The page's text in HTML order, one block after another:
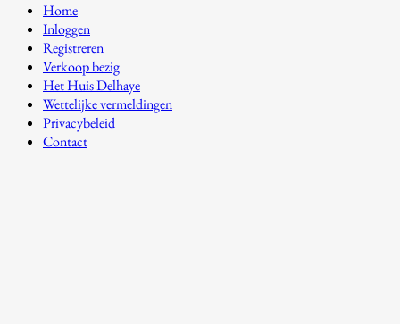
Home
Inloggen
Registreren
Verkoop bezig
Het Huis Delhaye
Wettelijke vermeldingen
Privacybeleid
Contact